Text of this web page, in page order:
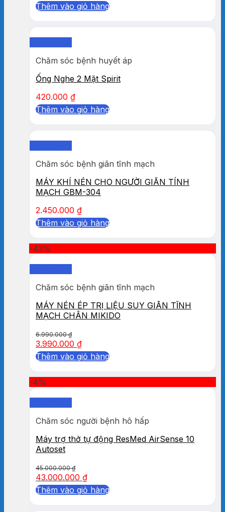
Thêm vào giỏ hàng
Chăm sóc bệnh huyết áp
Ống Nghe 2 Mặt Spirit
420.000 ₫
Thêm vào giỏ hàng
Chăm sóc bệnh giãn tĩnh mạch
MÁY KHÍ NÉN CHO NGƯỜI GIÃN TÍNH
MẠCH GBM-304
2.450.000 ₫
Thêm vào giỏ hàng
-43%
Chăm sóc bệnh giãn tĩnh mạch
MÁY NÉN ÉP TRỊ LIỆU SUY GIÃN TĨNH
MẠCH CHÂN MIKIDO
6.990.000₫
3.990.000 ₫
Thêm vào giỏ hàng
-4%
Chăm sóc người bệnh hô hấp
Máy trợ thở tự động ResMed AirSense 10
Autoset
45.000.000₫
43.000.000 ₫
Thêm vào giỏ hàng